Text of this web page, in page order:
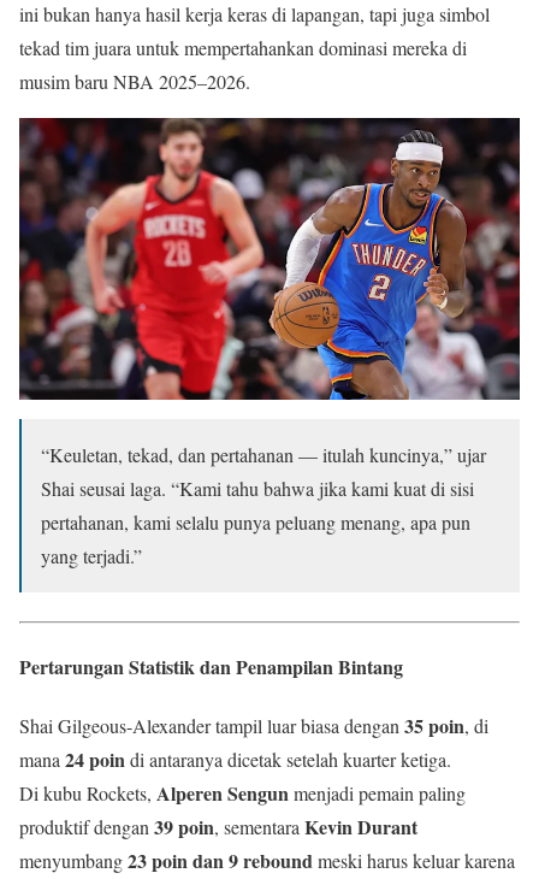
ini bukan hanya hasil kerja keras di lapangan, tapi juga simbol
tekad tim juara untuk mempertahankan dominasi mereka di
musim baru NBA 2025–2026.
“Keuletan, tekad, dan pertahanan — itulah kuncinya,” ujar
Shai seusai laga. “Kami tahu bahwa jika kami kuat di sisi
pertahanan, kami selalu punya peluang menang, apa pun
yang terjadi.”
Pertarungan Statistik dan Penampilan Bintang
Shai Gilgeous-Alexander tampil luar biasa dengan 35 poin, di
mana 24 poindi antaranya dicetak setelah kuarter ketiga.
Di kubu Rockets, Alperen Sengunmenjadi pemain paling
produktif dengan 39 poin, sementara Kevin Durant
menyumbang23 poin dan 9 reboundmeski harus keluar karena